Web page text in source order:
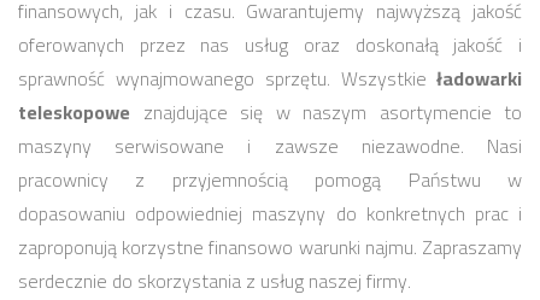
finansowych, jak i czasu. Gwarantujemy najwyższą jakość
oferowanych przez nas usług oraz doskonałą jakość i
sprawność wynajmowanego sprzętu. Wszystkie ładowarki
teleskopowe znajdujące się w naszym asortymencie to
maszyny serwisowane i zawsze niezawodne. Nasi
pracownicy z przyjemnością pomogą Państwu w
dopasowaniu odpowiedniej maszyny do konkretnych prac i
zaproponują korzystne finansowo warunki najmu. Zapraszamy
serdecznie do skorzystania z usług naszej firmy.